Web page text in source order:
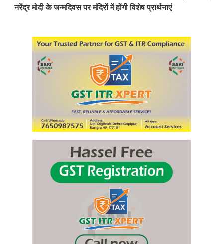
नरेंद्र मोदी के जन्मदिवस पर मंदिरों में होंगी विशेष प्रार्थनाएं